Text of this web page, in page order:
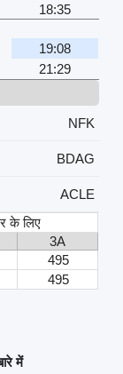
18:35
19:08
21:29
NFK
BDAG
ACLE
के लिए
3A
495
495
में